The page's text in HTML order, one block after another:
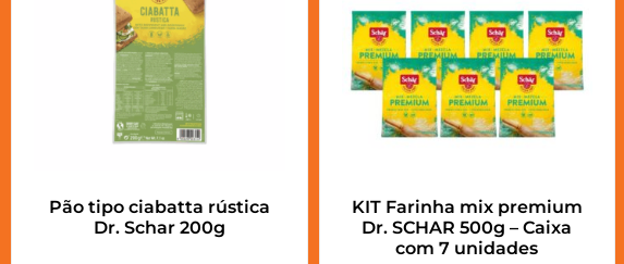
Pão tipo ciabatta rústica
Dr. Schar 200g
KIT Farinha mix premium
Dr. SCHAR 500g – Caixa
com 7 unidades